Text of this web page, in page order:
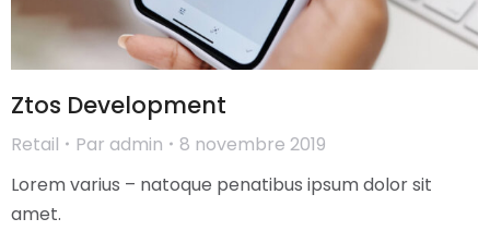
Ztos Development
Retail Par admin
8 novembre 2019
Lorem varius – natoque penatibus ipsum dolor sit
amet.